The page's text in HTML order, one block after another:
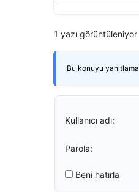
1 yazı
Bu konuyu
Kullanıcı adı:
Parola:
Beni hatırla